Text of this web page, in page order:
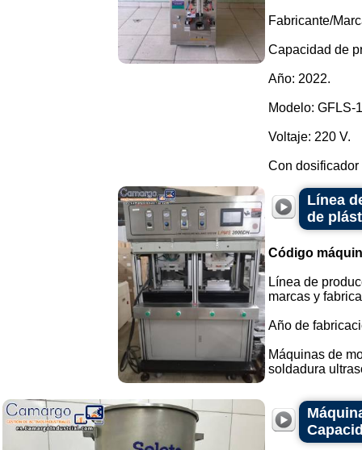
Fabricante/
Capacidad de
Año: 2022.
Modelo: GFLS-
Voltaje: 220 V.
Con dosificador
Línea
de
Código
Línea de
marcas y
Año de
Máquinas de
soldadura